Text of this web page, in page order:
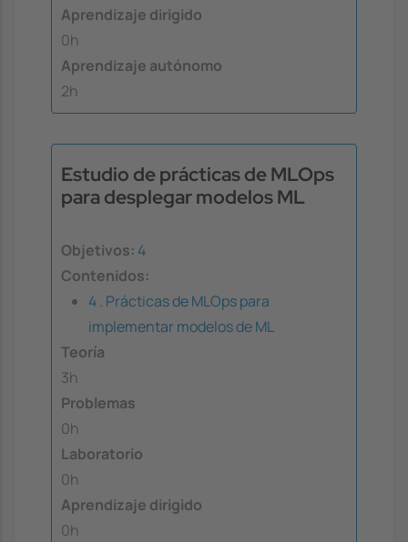
Aprendizaje dirigido
0h
Aprendizaje autónomo
2h
Estudio de prácticas de MLOps
para desplegar modelos ML
Objetivos: 4
Contenidos:
4 . Prácticas de MLOps para
implementar modelos de ML
Teoría
3h
Problemas
0h
Laboratorio
0h
Aprendizaje dirigido
0h